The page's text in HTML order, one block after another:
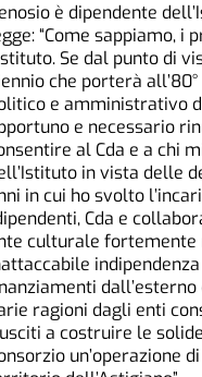
è dipendente
“Come sappiamo,
Se dal punto di
che porterà
e amministrativo
e necessario
al Cda e a chi
in vista delle
in cui ho svolto
Cda e
culturale fortemente
ragioni dagli enti
a costruire le
un’operazione